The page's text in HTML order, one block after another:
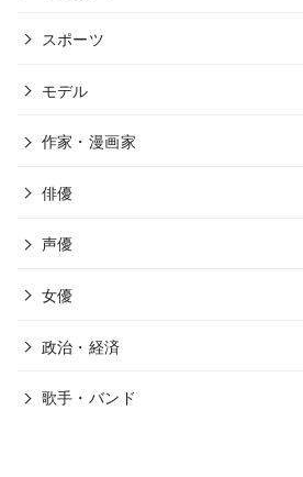
スポーツ
モデル
作家・漫画家
俳優
声優
女優
政治・経済
歌手・バンド